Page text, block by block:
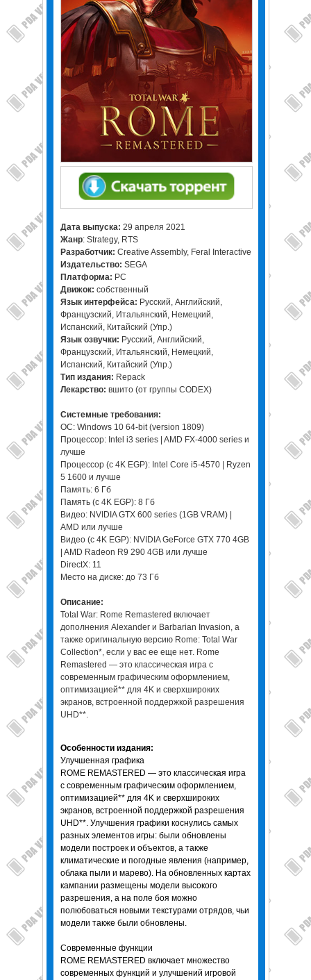
Дата выпуска: 29 апреля 2021
Жанр: Strategy, RTS
Разработчик: Creative Assembly, Feral Interactive
Издательство: SEGA
Платформа: PC
Движок: собственный
Язык интерфейса: Русский, Английский,
Французский, Итальянский, Немецкий,
Испанский, Китайский (Упр.)
Язык озвучки: Русский, Английский,
Французский, Итальянский, Немецкий,
Испанский, Китайский (Упр.)
Тип издания: Repack
Лекарство: вшито (от группы CODEX)
Системные требования:
ОС: Windows 10 64-bit (version 1809)
Процессор: Intel i3 series | AMD FX-4000 series и
лучше
Процессор (с 4K EGP): Intel Core i5-4570 | Ryzen
5 1600 и лучше
Память: 6 Гб
Память (с 4K EGP): 8 Гб
Видео: NVIDIA GTX 600 series (1GB VRAM) |
AMD или лучше
Видео (с 4K EGP): NVIDIA GeForce GTX 770 4GB
| AMD Radeon R9 290 4GB или лучше
DirectX: 11
Место на диске: до 73 Гб
Описание:
Total War: Rome Remastered включает
дополнения Alexander и Barbarian Invasion, а
также оригинальную версию Rome: Total War
Collection*, если у вас ее еще нет. Rome
Remastered — это классическая игра с
современным графическим оформлением,
оптимизацией** для 4K и сверхшироких
экранов, встроенной поддержкой разрешения
UHD**.
Особенности издания:
Улучшенная графика
ROME REMASTERED — это классическая игра
с современным графическим оформлением,
оптимизацией** для 4K и сверхшироких
экранов, встроенной поддержкой разрешения
UHD**. Улучшения графики коснулись самых
разных элементов игры: были обновлены
модели построек и объектов, а также
климатические и погодные явления (например,
облака пыли и марево). На обновленных картах
кампании размещены модели высокого
разрешения, а на поле боя можно
полюбоваться новыми текстурами отрядов, чьи
модели также были обновлены.
Современные функции
ROME REMASTERED включает множество
современных функций и улучшений игровой